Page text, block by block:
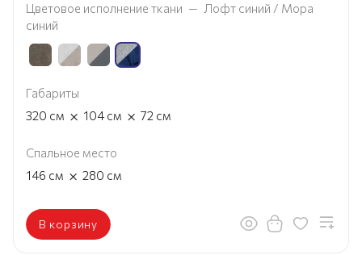
Цветовое исполнение ткани — Лофт синий / Мора
синий
Габариты
320 см × 104 см × 72 см
Спальное место
146 см × 280 см
В корзину